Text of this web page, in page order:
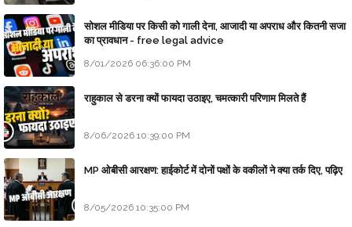
सोशल मीडिया पर किसी को गाली देना, आजादी या अपराध और कितनी सजा
का प्रावधान - free legal advice
8/01/2026 06:36:00 PM
राहुकाल से डरना क्यों फायदा उठाइए, चमत्कारी परिणाम मिलते हैं
8/06/2026 10:39:00 PM
MP ओबीसी आरक्षण: हाईकोर्ट में दोनों पक्षों के वकीलों ने क्या तर्क दिए, पढ़िए
8/05/2026 10:35:00 PM